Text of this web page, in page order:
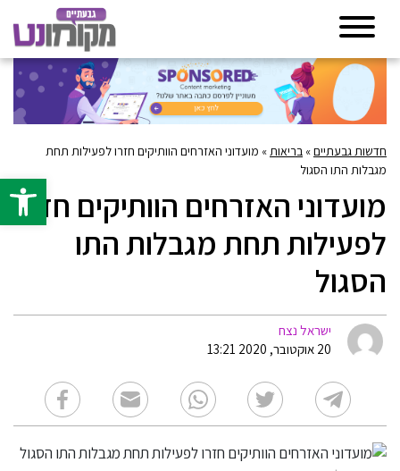
פתח
חדשות גבעתיים» בריאות » מועדוני האזרחים הוותיקים חזרו לפעילות תחת
מגבלות התו הסגול
מועדוני האזרחים הוותיקים חזרו
לפעילות תחת מגבלות התו
הסגול
ישראל נצח
20 אוקטובר, 2020 13:21